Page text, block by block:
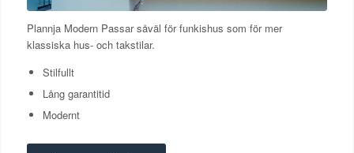
Plannja Modern Passar såväl för funkishus som för mer
klassiska hus- och takstilar.
Stilfullt
Lång garantitid
Modernt